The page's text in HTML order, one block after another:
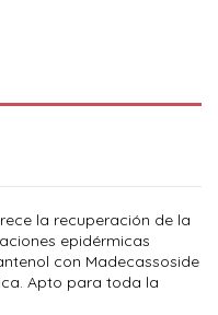
la recuperación de la
epidérmicas
con Madecassoside
Apto para toda la